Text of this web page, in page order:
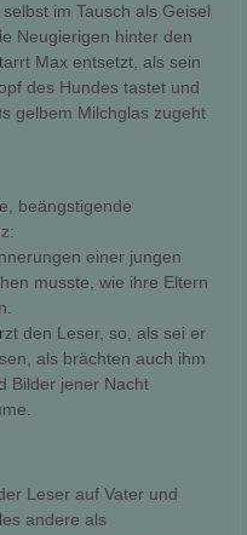
im Tausch als Geisel
Neugierigen hinter den
Max entsetzt, als sein
des Hundes tastet und
gelbem Milchglas zugeht
beängstigende
einer jungen
musste, wie ihre Eltern
den Leser, so, als sei er
als brächten auch ihm
Bilder jener Nacht
Leser auf Vater und
andere als